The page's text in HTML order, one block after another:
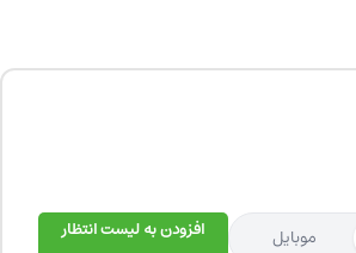
موبایل افزودن به لیست انتظار